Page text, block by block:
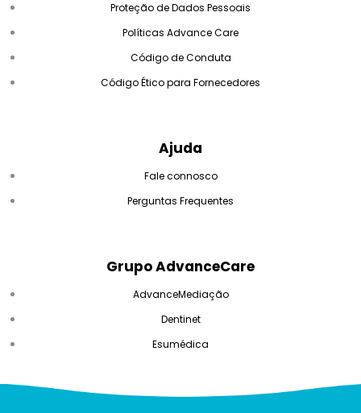
Proteção de Dados Pessoais
Políticas Advance Care
Código de Conduta
Código Ético para Fornecedores
Ajuda
Fale connosco
Perguntas Frequentes
Grupo AdvanceCare
AdvanceMediação
Dentinet
Esumédica